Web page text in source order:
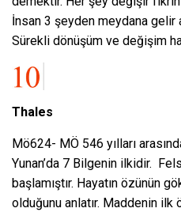
İnsan 3 şeyden meydana gelir
Sürekli dönüşüm ve değişim
Thales
Mö624- MÖ 546 yılları
Yunan’da 7 Bilgenin ilkidir.
başlamıştır. Hayatın özünün
olduğunu anlatır. Maddenin ilk